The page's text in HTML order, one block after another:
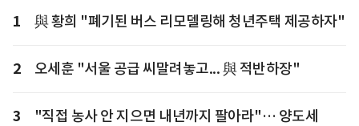
1 與 황희 "폐기된 버스 리모델링해 청년주택 제공하자"
2 오세훈 "서울 공급 씨말려놓고... 與 적반하장"
3
"직접 농사 안 지으면 내년까지 팔아라"… 양도세